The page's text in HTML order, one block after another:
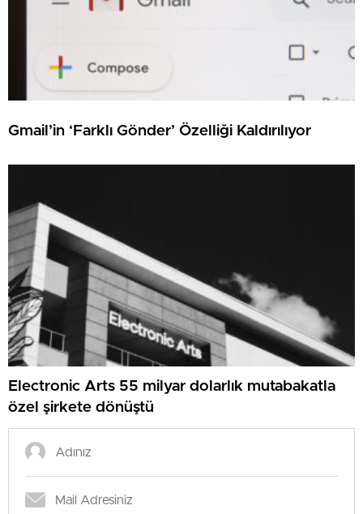
Gmail’in ‘Farklı Gönder’ Özelliği Kaldırılıyor
Electronic Arts 55 milyar dolarlık mutabakatla
özel şirkete dönüştü